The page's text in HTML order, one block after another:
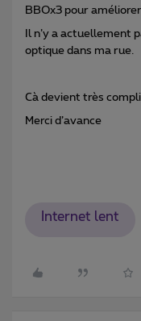
BBOx3 pour
Il n’y a actuellement
optique dans ma rue.
Cà devient très
Merci d’avance
Internet lent